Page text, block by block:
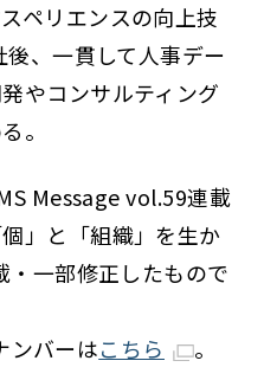
ペリエンスの向上技
、一貫して人事デー
やコンサルティング
。
Message vol.59連載
」と「組織」を生か
・一部修正したもので
ンバーはこちら 。